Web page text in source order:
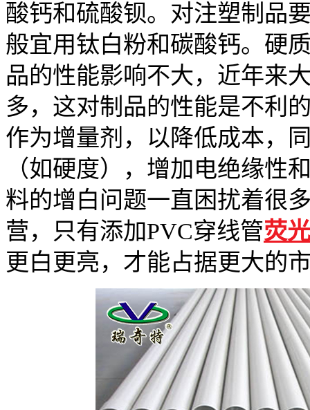
酸钙和硫酸钡。对注塑制品
般宜用钛白粉和碳酸钙。硬
品的性能影响不大，近年来
多，这对制品的性能是不利
作为增量剂，以降低成本，
（如硬度），增加电绝缘性
料的增白问题一直困扰着很
营，只有添加PVC穿线管荧
更白更亮，才能占据更大的